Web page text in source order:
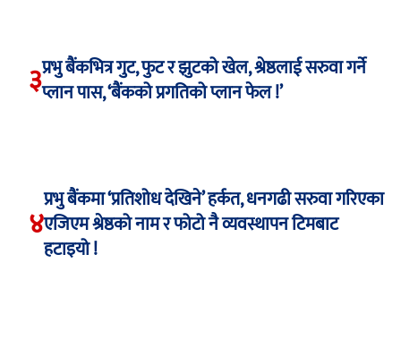
३प्रभु बैंकभित्र गुट, फुट र झुटको खेल, श्रेष्ठलाई सरुवा गर्ने
प्लान पास, ‘बैंकको प्रगतिको प्लान फेल !’
४
प्रभु बैंकमा ‘प्रतिशोध देखिने’ हर्कत, धनगढी सरुवा गरिएका
एजिएम श्रेष्ठको नाम र फोटो नै व्यवस्थापन टिमबाट
हटाइयो !